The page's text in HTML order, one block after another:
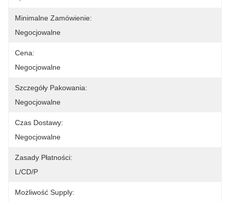
Minimalne Zamówienie:
Negocjowalne
Cena:
Negocjowalne
Szczegóły Pakowania:
Negocjowalne
Czas Dostawy:
Negocjowalne
Zasady Płatności:
L/CD/P
Możliwość Supply: